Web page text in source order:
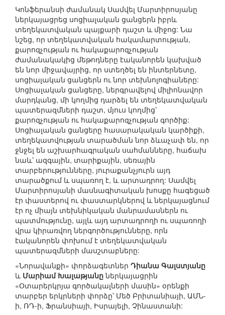
Կոնֆերանսի ժամանակ Սամվել Մարտիրոսյանը
ներկայացրեց սոցիալական ցանցերն իբրև
տեղեկատվական պայքարի դաշտ և միջոց: Նա
նշեց, որ տեղեկատվական հակամարտության,
քարոզչության ու հակաքարոզչության
ժամանակակից մեթոդները էականորեն կախված
են նոր միջավայրից, որ ստեղծել են ինտերնետը,
սոցիալական ցանցերն ու նոր տեխնոլոգիաները:
Սոցիալական ցանցերը, ներգրավելով միլիոնավոր
մարդկանց, մի կողմից դարձել են տեղեկատվական
պատերազմների դաշտ, մյուս կողմից՝
քարոզչության ու հակաքարոզչության գործիք:
Սոցիալական ցանցերը հասարակական կարծիքի,
տեղեկատվության տարածման նոր ձևաչափ են, որ
ջնջել են աշխարհագրական սահմանները, հաճախ
նաև՝ ազգային, տարիքային, սեռային
տարբերությունները, յուրաքանչյուրն այդ
տարածքում և սպառող է, և արտադրող: Սամվել
Մարտիրոսյանի մասնագիտական խոսքը հագեցած
էր փաստերով ու փաստարկներով և ներկայացնում
էր ոչ միայն տեխնիկական մանրամասներն ու
պատմությունը, այլև այդ արտադրողի ու սպառողի
վրա կիրառվող ներգործությունները, որն
էականորեն փոխում է տեղեկատվական
պատերազմների մասշտաբները:
«Նորավանքի» փորձագետներ Դիանա Գալստյանը
և Մարիամ Խալաթյանըներկայացրին
«Օտարերկրյա գործակալների մասին» օրենքի
տարբեր երկրների փորձը՝ Մեծ Բրիտանիայի, ԱՄՆ-
ի, ՌԴ-ի, Ֆրանսիայի, Իսրայելի, Չինաստանի: